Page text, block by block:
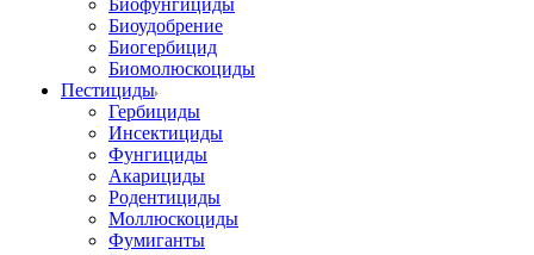
Биофунгициды
Биоудобрение
Биогербицид
Биомолюскоциды
Пестициды
Гербициды
Инсектициды
Фунгициды
Акарициды
Родентициды
Моллюскоциды
Фумиганты